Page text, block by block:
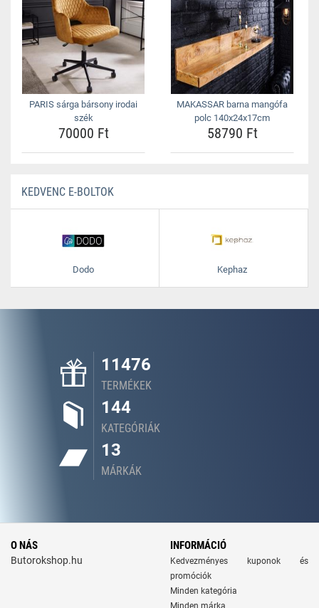
PARIS sárga bársony irodai
szék
70000 Ft
MAKASSAR barna mangófa
polc 140x24x17cm
58790 Ft
KEDVENC E-BOLTOK
Dodo Kephaz
11476
TERMÉKEK
144
KATEGÓRIÁK
13
MÁRKÁK
O NÁS
Butorokshop.hu
INFORMÁCIÓ
Kedvezményes kuponok és
promóciók
Minden kategória
Minden márka